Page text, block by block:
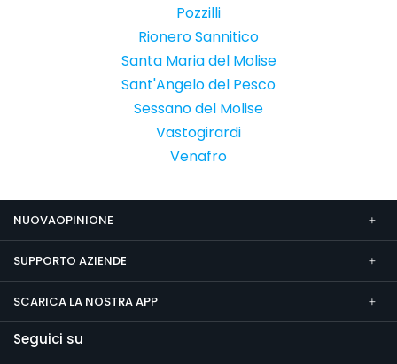
Pozzilli
Rionero Sannitico
Santa Maria del Molise
Sant'Angelo del Pesco
Sessano del Molise
Vastogirardi
Venafro
NUOVAOPINIONE
SUPPORTO AZIENDE
SCARICA LA NOSTRA APP
Seguici su